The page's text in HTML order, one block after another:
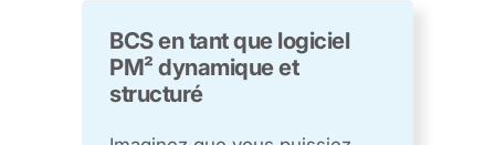
BCS en tant que logiciel
PM² dynamique et
structuré